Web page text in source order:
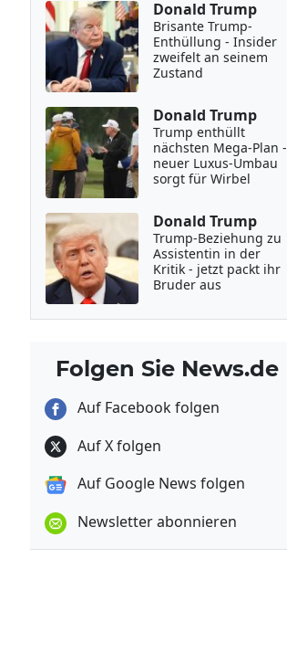
Donald Trump
Brisante Trump-
Enthüllung - Insider
zweifelt an seinem
Zustand
Donald Trump
Trump enthüllt
nächsten Mega-Plan -
neuer Luxus-Umbau
sorgt für Wirbel
Donald Trump
Trump-Beziehung zu
Assistentin in der
Kritik - jetzt packt ihr
Bruder aus
Folgen Sie News.de
Auf Facebook folgen
Auf X folgen
Auf Google News folgen
Newsletter abonnieren